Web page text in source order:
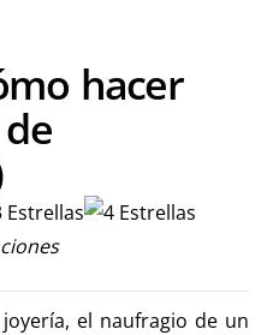
hacer
el naufragio de un